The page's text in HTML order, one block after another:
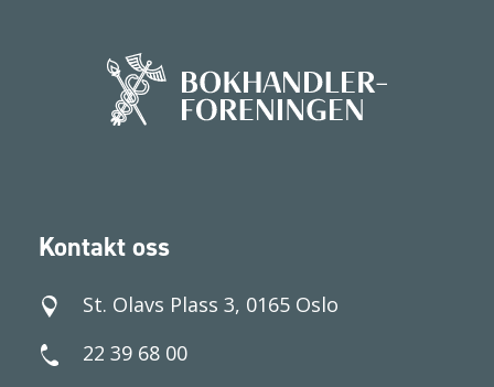
Kontakt oss
St. Olavs Plass 3, 0165 Oslo
22 39 68 00